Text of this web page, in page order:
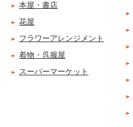
本屋・書店
花屋
フラワーアレンジメント
着物・呉服屋
スーパーマーケット